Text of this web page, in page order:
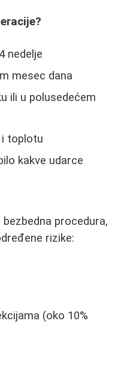
nedelje
mesec dana
ili u polusedećem
i toplotu
kakve udarce
procedura,
rizike:
(oko 10%